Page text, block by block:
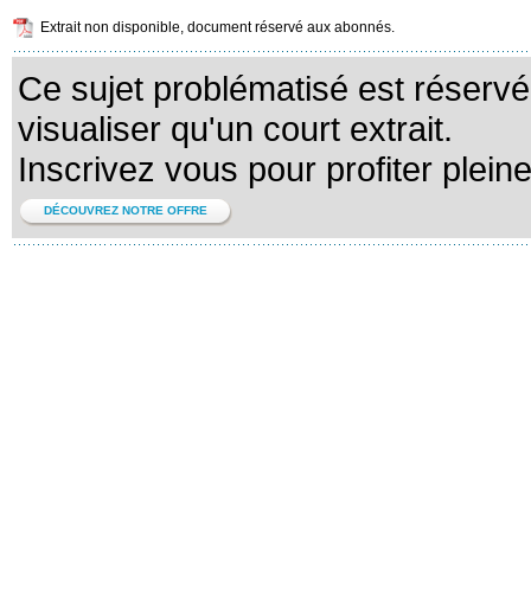
Extrait non disponible, document réservé aux abonnés.
Ce sujet problématisé est
visualiser qu'un court extrait.
Inscrivez vous pour profiter
DÉCOUVREZ NOTRE OFFRE